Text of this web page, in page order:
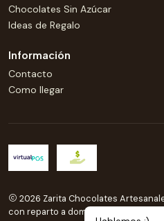
Chocolates Sin Azúcar
Ideas de Regalo
Información
Contacto
Como llegar
2026 Zarita Chocolates
con reparto a domicilio .